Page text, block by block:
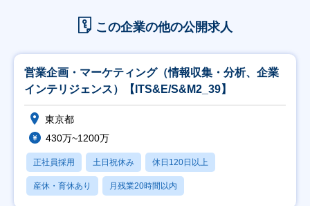
この企業の他の公開求人
営業企画・マーケティング（情報収集・分析、企業
インテリジェンス）【ITS&E/S&M2_39】
東京都
430万~1200万
正社員採用 土日祝休み 休日120日以上
産休・育休あり 月残業20時間以内